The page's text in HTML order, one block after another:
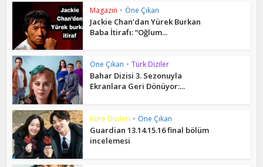
Magazin • Öne Çıkan
Jackie Chan’dan Yürek Burkan
Baba İtirafı: “Oğlum...
Öne Çıkan • Türk Diziler
Bahar Dizisi 3. Sezonuyla
Ekranlara Geri Dönüyor:...
Kore Dizileri • Öne Çıkan
Guardian 13.14.15.16 final bölüm
incelemesi